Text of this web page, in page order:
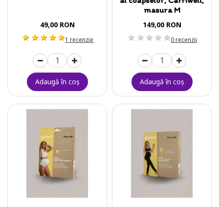
49,00 RON
5 stele
4 stele
3 stele
2 stele
1 stea 1 recenzie
Adaugă în coş
masura M
149,00 RON
5 stele
4 stele
3 stele
2 stele
1 stea 0 recenzii
Adaugă în coş